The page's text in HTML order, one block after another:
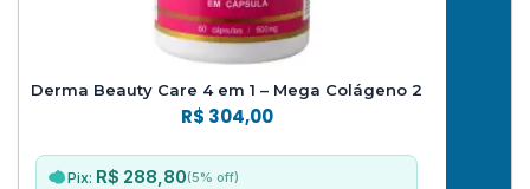
Derma Beauty Care 4 em 1 – Mega Colágeno 2
R$ 304,00
Pix: R$ 288,80(5% off)